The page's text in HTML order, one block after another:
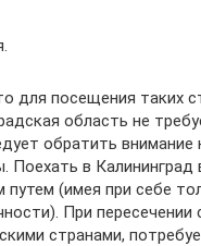
для посещения таких
область не
обратить внимание
Поехать в Калининград
(имея при себе
При пересечении
странами,